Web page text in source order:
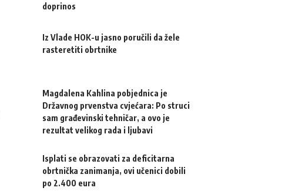
doprinos
Iz Vlade HOK-u jasno poručili da žele
rasteretiti obrtnike
Magdalena Kahlina pobjednica je
Državnog prvenstva cvjećara: Po struci
sam građevinski tehničar, a ovo je
rezultat velikog rada i ljubavi
Isplati se obrazovati za deficitarna
obrtnička zanimanja, ovi učenici dobili
po 2.400 eura